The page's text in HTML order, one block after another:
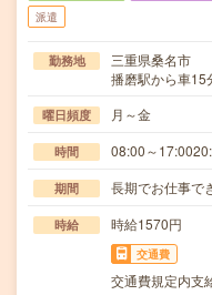
派遣
勤務地
三重県桑名市
播磨駅から車15
曜日頻度 月～金
時間 08:00～
期間 長期でお仕事で
時給 時給1570円
交通費
交通費規定内支